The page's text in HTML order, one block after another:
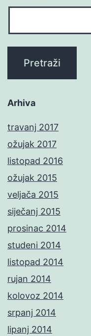
Arhiva
travanj 2017
ožujak 2017
listopad 2016
ožujak 2015
veljača 2015
siječanj 2015
prosinac 2014
studeni 2014
listopad 2014
rujan 2014
kolovoz 2014
srpanj 2014
lipanj 2014